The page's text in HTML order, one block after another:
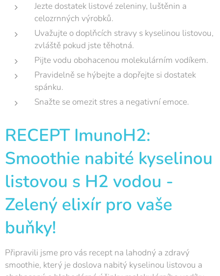
Jezte dostatek listové zeleniny, luštěnin a
celozrnných výrobků.
Uvažujte o doplňcích stravy s kyselinou listovou,
zvláště pokud jste těhotná.
Pijte vodu obohacenou molekulárním vodíkem.
Pravidelně se hýbejte a dopřejte si dostatek
spánku.
Snažte se omezit stres a negativní emoce.
RECEPT ImunoH2:
Smoothie nabité kyselinou
listovou s H2 vodou -
Zelený elixír pro vaše
buňky!
Připravili jsme pro vás recept na lahodný a zdravý
smoothie, který je doslova nabitý kyselinou listovou a